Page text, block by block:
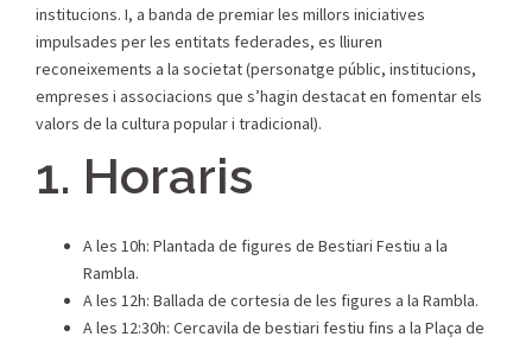
institucions. I, a banda de premiar les millors iniciatives
impulsades per les entitats federades, es lliuren
reconeixements a la societat (personatge públic, institucions,
empreses i associacions que s’hagin destacat en fomentar els
valors de la cultura popular i tradicional).
1. Horaris
A les 10h: Plantada de figures de Bestiari Festiu a la
Rambla.
A les 12h: Ballada de cortesia de les figures a la Rambla.
A les 12:30h: Cercavila de bestiari festiu fins a la Plaça de